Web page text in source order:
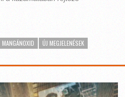
MANGÁNOXID ÚJ MEGJELENÉSEK